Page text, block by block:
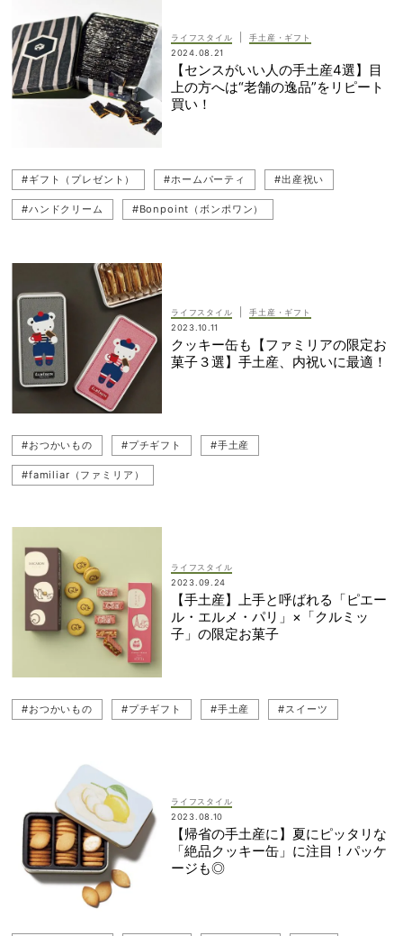
ライフスタイル
手土産・ギフト
2024.08.21
【センスがいい人の手土産4選】目
上の方へは“老舗の逸品”をリピート
買い！
#ギフト（プレゼント） #ホームパーティ #出産祝い
#ハンドクリーム #Bonpoint（ボンポワン）
#あの人のお使いものネタ帳
ライフスタイル
手土産・ギフト
2023.10.11
クッキー缶も【ファミリアの限定お
菓子３選】手土産、内祝いに最適！
#おつかいもの #プチギフト #手土産
#familiar（ファミリア）
ライフスタイル
2023.09.24
【手土産】上手と呼ばれる「ピエー
ル・エルメ・パリ」×「クルミッ
子」の限定お菓子
#おつかいもの #プチギフト #手土産 #スイーツ
ライフスタイル
2023.08.10
【帰省の手土産に】夏にピッタリな
「絶品クッキー缶」に注目！パッケ
ージも◎